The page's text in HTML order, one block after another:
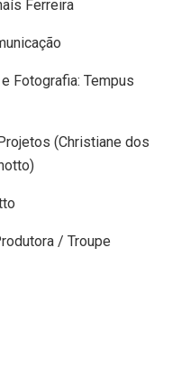
Ferreira
Fotografia: Tempus
(Christiane dos
/ Troupe